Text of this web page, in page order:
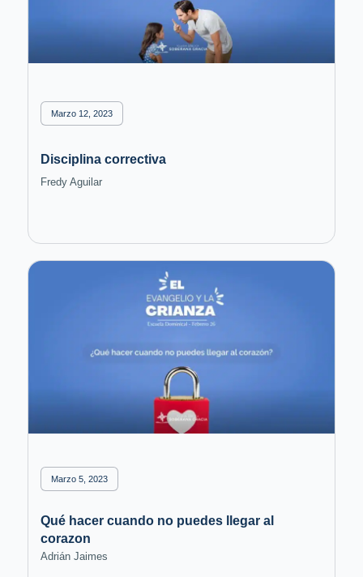
Marzo 12, 2023
Disciplina correctiva
Fredy Aguilar
Marzo 5, 2023
Qué hacer cuando no puedes llegar al
corazon
Adrián Jaimes